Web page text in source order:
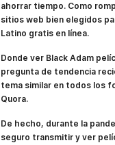
ahorrar tiempo. Como
sitios web bien elegidos
Latino gratis en línea.
Donde ver Black Adam
pregunta de tendencia
tema similar en todos los
Quora.
De hecho, durante la
seguro transmitir y ver